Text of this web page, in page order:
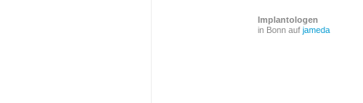
Implantologen
in Bonn auf jameda